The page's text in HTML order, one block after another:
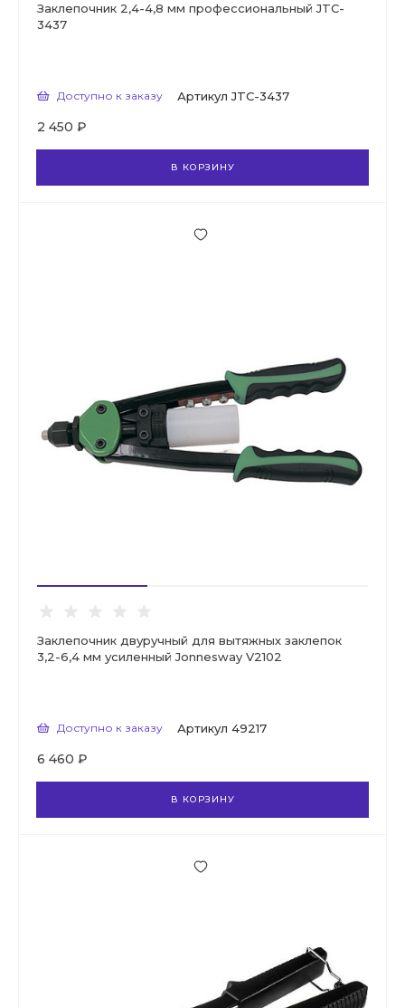
Заклепочник 2,4-4,8 мм профессиональный JTC-
3437
Доступно к заказу Артикул JTC-3437
2 450 ₽
В КОРЗИНУ
Заклепочник двуручный для вытяжных заклепок
3,2-6,4 мм усиленный Jonnesway V2102
Доступно к заказу Артикул 49217
6 460 ₽
В КОРЗИНУ